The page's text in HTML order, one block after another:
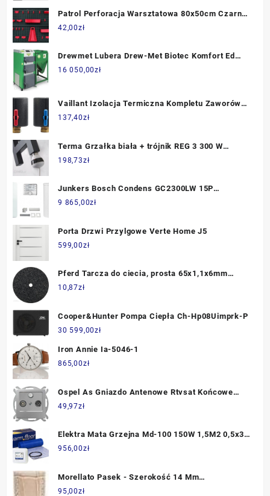
Patrol Perforacja Warsztatowa 80x50cm Czarna
590246000000000000
42,00zł
Drewmet Lubera Drew-Met Biotec Komfort Ed
27kW
16 050,00zł
Vaillant Izolacja Termiczna Kompletu Zaworów
20106195
137,40zł
Terma Grzałka biała + trójnik REG 3 300 W
WER3T03F916U
198,73zł
Junkers Bosch Condens GC2300LW 15P
Zasobnik 120-5O CW 400 + Zestaw Do Szachtu
9 865,00zł
Porta Drzwi Przylgowe Verte Home J5
599,00zł
Pferd Tarcza do ciecia, prosta 65x1,1x6mm
A60PSG
10,87zł
Cooper&Hunter Pompa Ciepła Ch-Hp08Uimprk-P
30 599,00zł
Iron Annie Ia-5046-1
865,00zł
Ospel As Gniazdo Antenowe Rtvsat Końcowe
Srebrne Gpagsm18
49,97zł
Elektra Mata Grzejna Md-100 150W 1,5M2 0,5x3M
+ Termostat Owd5 Wi-Fi 10015
956,00zł
Morellato Pasek - Szerokość 14 Mm
(A01X2704656126Cr14)
95,00zł